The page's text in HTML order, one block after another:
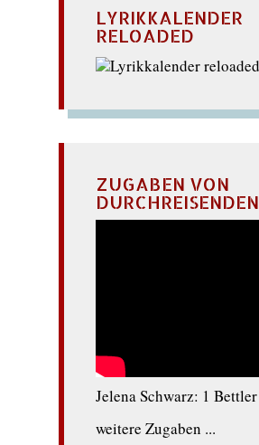
LYRIKKALENDER
RELOADED
ZUGABEN VON
DURCHREISENDEN
Jelena Schwarz: 1 Bettler
weitere Zugaben ...